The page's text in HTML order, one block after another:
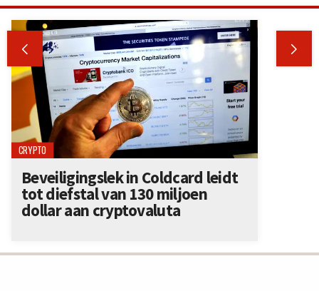
 
CRYPTO
Beveiligingslek in Coldcard leidt
tot diefstal van 130 miljoen
dollar aan cryptovaluta